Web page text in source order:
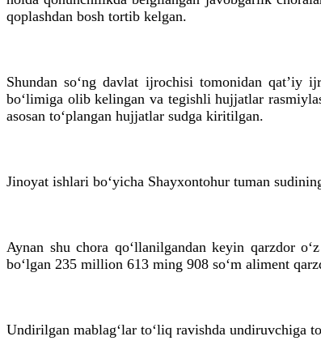
qoplashdan bosh tortib kelgan.
Shundan so‘ng davlat ijrochisi tomonidan
bo‘limiga olib kelingan va tegishli hujjatlar
asosan to‘plangan hujjatlar sudga kiritilgan.
Jinoyat ishlari bo‘yicha Shayxontohur tuman
Aynan shu chora qo‘llanilgandan keyin qarzdor
bo‘lgan 235 million 613 ming 908 so‘m aliment
Undirilgan mablag‘lar to‘liq ravishda undiruvchiga